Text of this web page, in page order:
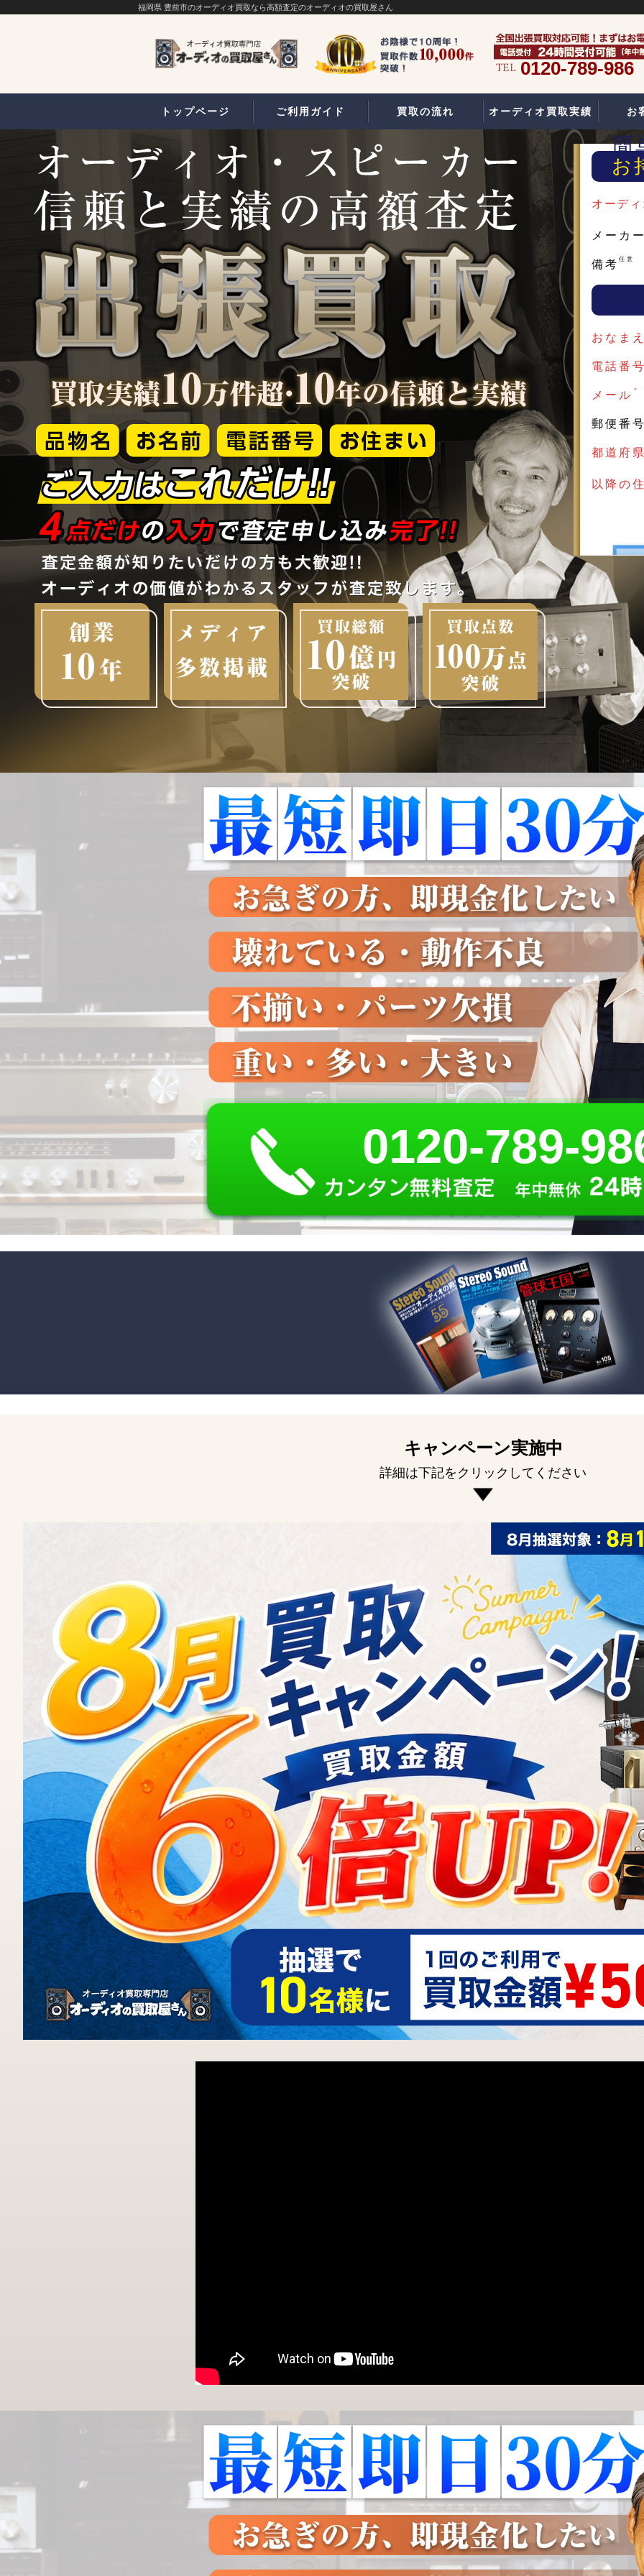
福岡県 豊前市のオーディオ買取なら高額査定のオーディオの買取屋さん
0120-789-986
トップページ ご利用ガイド 買取の流れ オーディオ買取実績 お
簡
お
オーデ
メーカ
備考 任意
おなま
電話番
メール ＊
郵便番
都道府
以降の
0120-789-
キャンペーン実施中
詳細は下記をクリックしてください